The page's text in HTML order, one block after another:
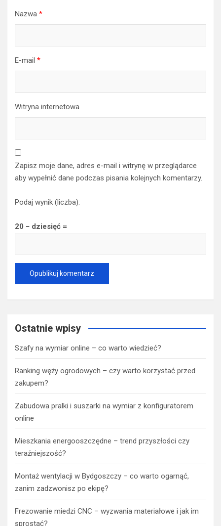
Nazwa *
E-mail *
Witryna internetowa
Zapisz moje dane, adres e-mail i witrynę w przeglądarce
aby wypełnić dane podczas pisania kolejnych komentarzy.
Podaj wynik (liczba):
20 − dziesięć =
Ostatnie wpisy
Szafy na wymiar online – co warto wiedzieć?
Ranking węży ogrodowych – czy warto korzystać przed
zakupem?
Zabudowa pralki i suszarki na wymiar z konfiguratorem
online
Mieszkania energooszczędne – trend przyszłości czy
teraźniejszość?
Montaż wentylacji w Bydgoszczy – co warto ogarnąć,
zanim zadzwonisz po ekipę?
Frezowanie miedzi CNC – wyzwania materiałowe i jak im
sprostać?